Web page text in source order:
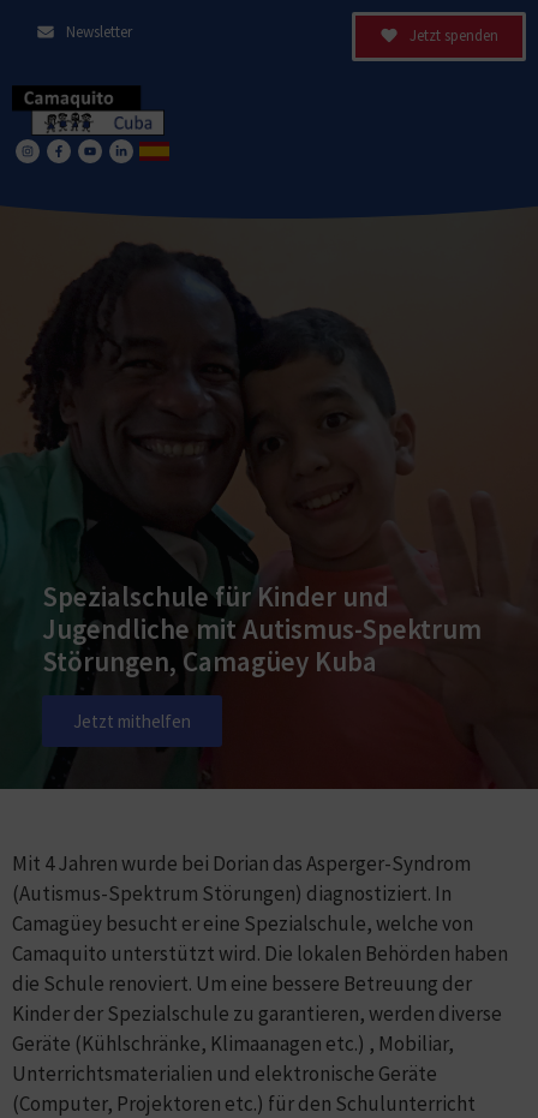
Newsletter Jetzt spenden
Spezialschule für Kinder und
Jugendliche mit Autismus-Spektrum
Störungen, Camagüey Kuba​
Jetzt mithelfen
Mit 4 Jahren wurde bei Dorian das Asperger-Syndrom
(Autismus-Spektrum Störungen) diagnostiziert. In
Camagüey besucht er eine Spezialschule, welche von
Camaquito unterstützt wird. Die lokalen Behörden haben
die Schule renoviert. Um eine bessere Betreuung der
Kinder der Spezialschule zu garantieren, werden diverse
Geräte (Kühlschränke, Klimaanagen etc.) , Mobiliar,
Unterrichtsmaterialien und elektronische Geräte
(Computer, Projektoren etc.) für den Schulunterricht